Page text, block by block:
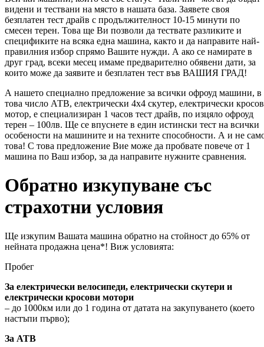
видени и тествани на място в нашата база. Заявете своя
безплатен тест драйв с продължителност 10-15 минути по
смесен терен. Това ще Ви позволи да тествате разликите и
спецификите на всяка една машина, както и да направите най-
правилния избор спрямо Вашите нужди. А ако се намирате в
друг град, всеки месец имаме предварително обявени дати, за
които може да заявите и безплатен тест във ВАШИЯ ГРАД!
А нашето специално предложение за всички офроуд машини, в
това число АТВ, електрически 4х4 скутер, електрически кросов
мотор, е специализиран 1 часов тест драйв, по изцяло офроуд
терен – 100лв. Ще се впуснете в един истински тест на всички
особености на машините и на техните способности. А и не
това! С това предложение Вие може да пробвате повече от 1
машина по Ваш избор, за да направите нужните сравнения.
Обратно изкупуване със
страхотни условия
Ще изкупим Вашата машина обратно на стойност до 65% от
нейната продажна цена*! Виж условията:
Пробег
За електрически велосипеди, електрически скутери и
електрически кросови мотори
– до 1000км или до 1 година от датата на закупуването (което
настъпи първо);
За АТВ